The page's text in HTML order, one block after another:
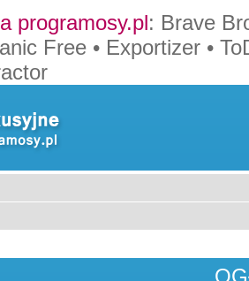
programosy.pl: Brave
Free • Exportizer •